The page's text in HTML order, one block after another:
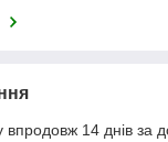
14 днів за